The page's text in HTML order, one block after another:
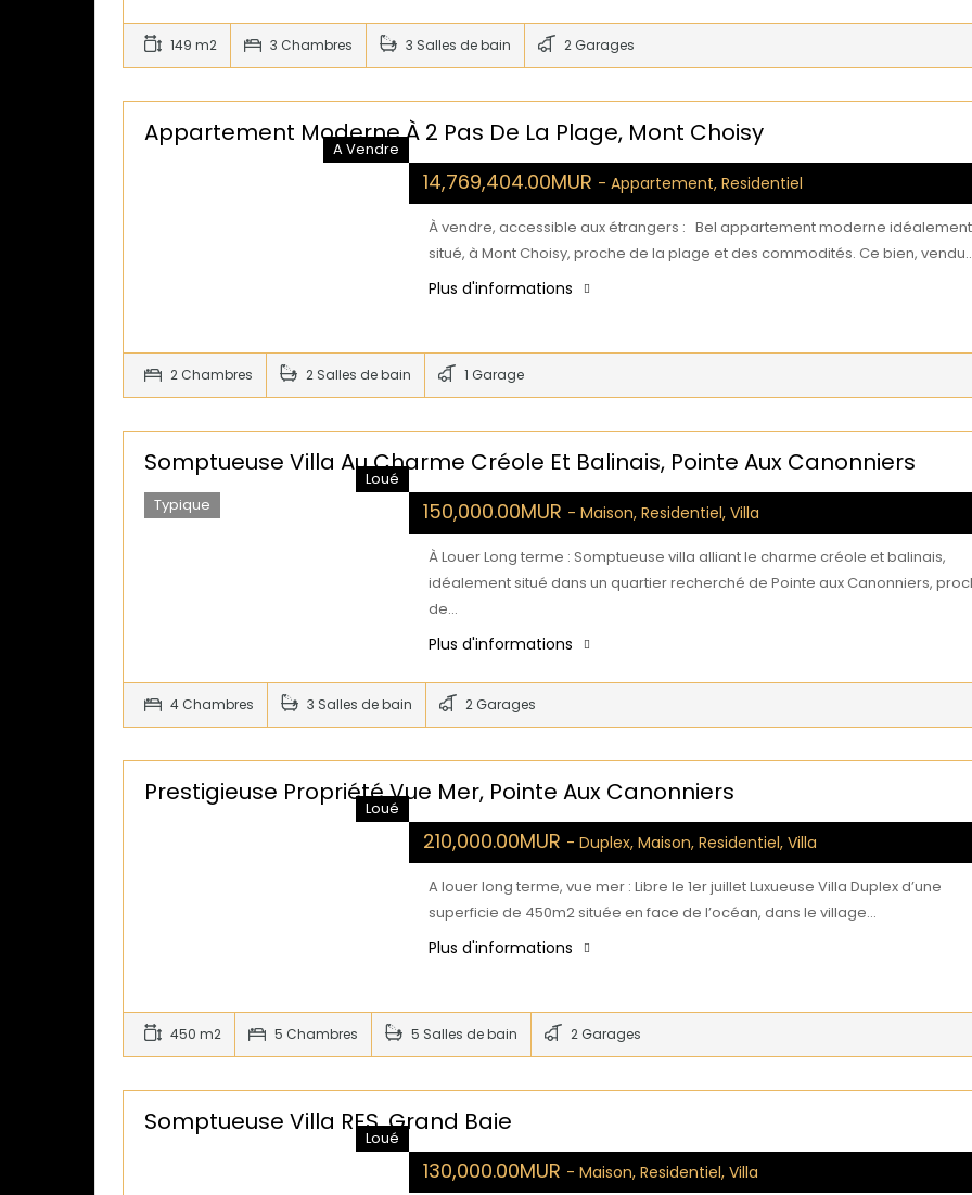
149 m2 3 Chambres 3 Salles de bain 2 Garages
Appartement Moderne À 2 Pas De La Plage, Mont Choisy
A Vendre
14,769,404.00MUR - Appartement, Residentiel
À vendre, accessible aux étrangers : Bel appartement moderne idéalement
situé, à Mont Choisy, proche de la plage et des commodités. Ce bien,
Plus d'informations
2 Chambres 2 Salles de bain 1 Garage
Somptueuse Villa Au Charme Créole Et Balinais, Pointe Aux Canonniers
Typique
Loué
150,000.00MUR - Maison, Residentiel, Villa
À Louer Long terme : Somptueuse villa alliant le charme créole et balinais,
idéalement situé dans un quartier recherché de Pointe aux Canonniers,
de…
Plus d'informations
4 Chambres 3 Salles de bain 2 Garages
Prestigieuse Propriété Vue Mer, Pointe Aux Canonniers
Loué
210,000.00MUR - Duplex, Maison, Residentiel, Villa
A louer long terme, vue mer : Libre le 1er juillet Luxueuse Villa Duplex d’une
superficie de 450m2 située en face de l’océan, dans le village…
Plus d'informations
450 m2 5 Chambres 5 Salles de bain 2 Garages
Somptueuse Villa RES, Grand Baie
Loué
130,000.00MUR - Maison, Residentiel, Villa